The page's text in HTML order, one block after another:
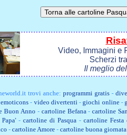
Video, Immagini e
Scherzi
Il meglio
trovi anche: programmi gratis-
emoticons - video divertenti-giochi online-
Buon Anno - cartoline Befana-cartoline
- cartoline di Pasqua- cartoline Festa
- cartoline Amore- cartoline buona giornata